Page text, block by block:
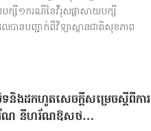
ក្សី១ករណីនៃវីរុសផ្តាសាយបក្សី
នបញ្ជាក់ពីវិទ្យាស្ថានជាតិសុខភាព
ងដកហូតសេចក្តីសម្រេចស្តីពីការ
ហរ័ណ​ នីហរ័ណឱសថ​…